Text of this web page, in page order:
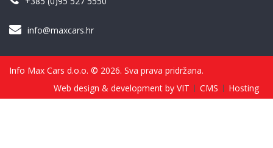
info@maxcars.hr
Info Max Cars d.o.o. © 2026. Sva prava pridržana.
Web design & development by VIT
CMS Hosting